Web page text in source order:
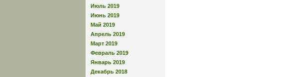
Июль 2019
Июнь 2019
Май 2019
Апрель 2019
Март 2019
Февраль 2019
Январь 2019
Декабрь 2018